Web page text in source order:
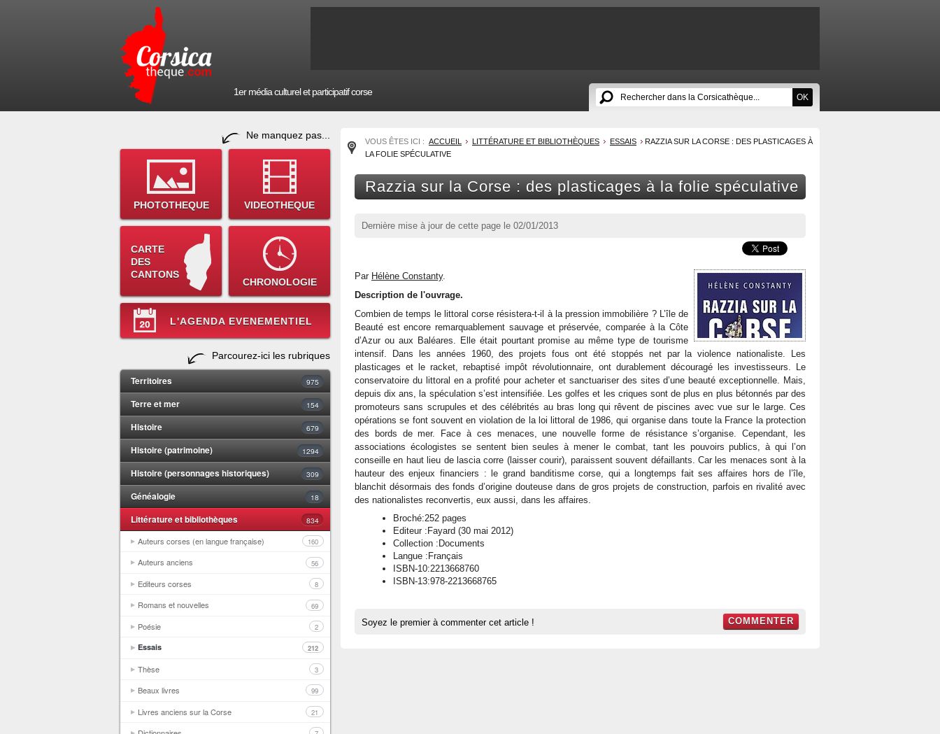
1er média culturel et participatif corse
Ne manquez pas...
PHOTOTHEQUE VIDEOTHEQUE
CARTE
DES
CANTONS
CHRONOLOGIE
L'AGENDA EVENEMENTIEL
Parcourez-ici les rubriques
Territoires 975
Terre et mer 154
Histoire 679
Histoire (patrimoine) 1294
Histoire (personnages historiques) 309
Généalogie 18
Littérature et bibliothèques 834
Auteurs corses (en langue française) 160
Auteurs anciens 56
Editeurs corses 8
Romans et nouvelles 69
Poésie 2
Essais 212
Thèse 3
Beaux livres 99
Livres anciens sur la Corse 21
VOUS ÊTES ICI : ACCUEIL LITTÉRATURE ET BIBLIOTHÈQUES ESSAIS
RAZZIA SUR LA CORSE : DES PLASTICAGES À
LA FOLIE SPÉCULATIVE
Razzia sur la Corse : des plasticages à la folie spéculative
Dernière mise à jour de cette page le 02/01/2013
Par Hélène Constanty.
Description de l'ouvrage.
Combien de temps le littoral corse résistera-t-il à la pression immobilière ? L’île de
Beauté est encore remarquablement sauvage et préservée, comparée à la Côte
d’Azur ou aux Baléares. Elle était pourtant promise au même type de tourisme
intensif. Dans les années 1960, des projets fous ont été stoppés net par la violence nationaliste. Les
plasticages et le racket, rebaptisé impôt révolutionnaire, ont durablement découragé les investisseurs. Le
conservatoire du littoral en a profité pour acheter et sanctuariser des sites d’une beauté exceptionnelle. Mais,
depuis dix ans, la spéculation s’est intensifiée. Les golfes et les criques sont de plus en plus bétonnés par des
promoteurs sans scrupules et des célébrités au bras long qui rêvent de piscines avec vue sur le large. Ces
opérations se font souvent en violation de la loi littoral de 1986, qui organise dans toute la France la protection
des bords de mer. Face à ces menaces, une nouvelle forme de résistance s’organise. Cependant, les
associations écologistes se sentent bien seules à mener le combat, tant les pouvoirs publics, à qui l’on
conseille en haut lieu de lascia corre (laisser courir), paraissent souvent défaillants. Car les menaces sont à la
hauteur des enjeux financiers : le grand banditisme corse, qui a longtemps fait ses affaires hors de l’île,
blanchit désormais des fonds d’origine douteuse dans de gros projets de construction, parfois en rivalité avec
des nationalistes reconvertis, eux aussi, dans les affaires.
Broché:252 pages
Editeur :Fayard (30 mai 2012)
Collection :Documents
Langue :Français
ISBN-10:2213668760
ISBN-13:978-2213668765
Soyez le premier à commenter cet article ! COMMENTER